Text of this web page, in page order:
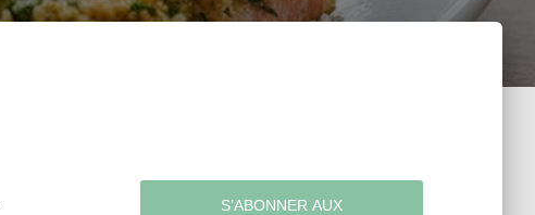
S’ABONNER AUX